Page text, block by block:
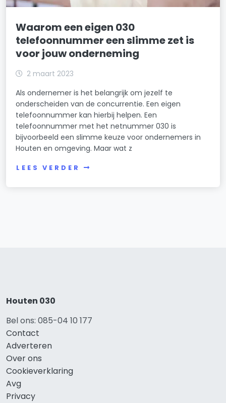
Waarom een eigen 030
telefoonnummer een slimme zet is
voor jouw onderneming
2 maart 2023
Als ondernemer is het belangrijk om jezelf te
onderscheiden van de concurrentie. Een eigen
telefoonnummer kan hierbij helpen. Een
telefoonnummer met het netnummer 030 is
bijvoorbeeld een slimme keuze voor ondernemers in
Houten en omgeving. Maar wat z
LEES VERDER
Houten 030
Bel ons: 085-04 10 177
Contact
Adverteren
Over ons
Cookieverklaring
Avg
Privacy